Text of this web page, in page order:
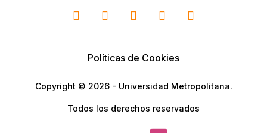
Políticas de Cookies
Copyright © 2026 - Universidad Metropolitana.
Todos los derechos reservados